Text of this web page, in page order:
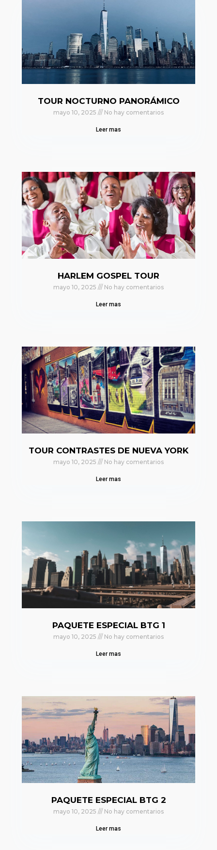
TOUR NOCTURNO PANORÁMICO
mayo 10, 2025 No hay comentarios
Leer mas
HARLEM GOSPEL TOUR
mayo 10, 2025 No hay comentarios
Leer mas
TOUR CONTRASTES DE NUEVA YORK
mayo 10, 2025 No hay comentarios
Leer mas
PAQUETE ESPECIAL BTG 1
mayo 10, 2025 No hay comentarios
Leer mas
PAQUETE ESPECIAL BTG 2
mayo 10, 2025 No hay comentarios
Leer mas